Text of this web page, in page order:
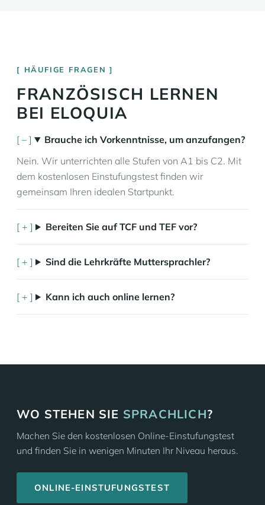
HÄUFIGE FRAGEN
FRANZÖSISCH LERNEN
BEI ELOQUIA
Brauche ich Vorkenntnisse, um anzufangen?
Nein. Wir unterrichten alle Stufen von A1 bis C2. Mit
dem kostenlosen Einstufungstest finden wir
gemeinsam Ihren idealen Startpunkt.
Bereiten Sie auf TCF und TEF vor?
Sind die Lehrkräfte Muttersprachler?
Kann ich auch online lernen?
WO STEHEN SIE SPRACHLICH?
Machen Sie den kostenlosen Online-Einstufungstest
und finden Sie in wenigen Minuten Ihr Niveau heraus.
ONLINE-EINSTUFUNGSTEST